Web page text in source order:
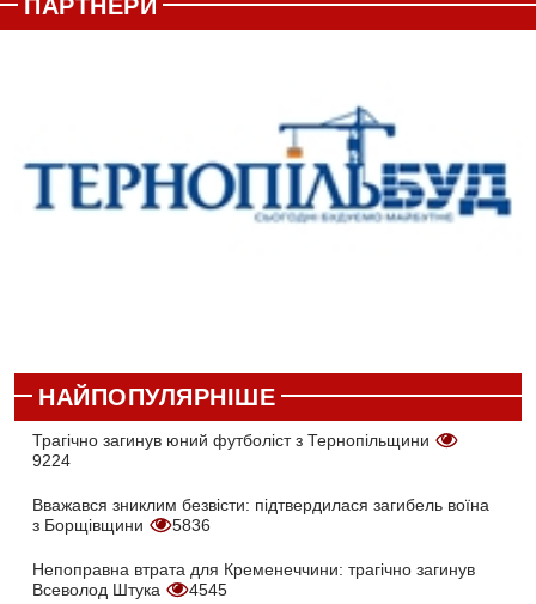
ПАРТНЕРИ
НАЙПОПУЛЯРНІШЕ
Трагічно загинув юний футболіст з Тернопільщини
9224
Вважався зниклим безвісти: підтвердилася загибель воїна
з Борщівщини
5836
Непоправна втрата для Кременеччини: трагічно загинув
Всеволод Штука
4545